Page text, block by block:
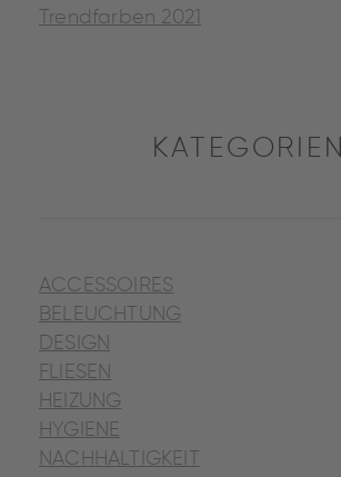
Trendfarben 2021
KATEGORIEN
ACCESSOIRES
BELEUCHTUNG
DESIGN
FLIESEN
HEIZUNG
HYGIENE
NACHHALTIGKEIT